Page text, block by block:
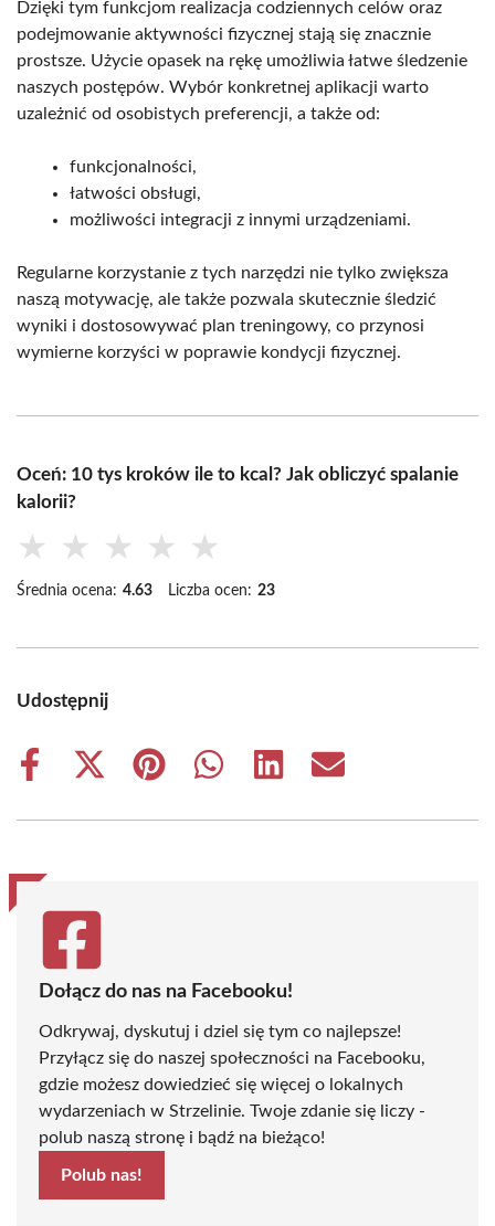
Dzięki tym funkcjom realizacja codziennych celów oraz
podejmowanie aktywności fizycznej stają się znacznie
prostsze. Użycie opasek na rękę umożliwia łatwe śledzenie
naszych postępów. Wybór konkretnej aplikacji warto
uzależnić od osobistych preferencji, a także od:
funkcjonalności,
łatwości obsługi,
możliwości integracji z innymi urządzeniami.
Regularne korzystanie z tych narzędzi nie tylko zwiększa
naszą motywację, ale także pozwala skutecznie śledzić
wyniki i dostosowywać plan treningowy, co przynosi
wymierne korzyści w poprawie kondycji fizycznej.
Oceń: 10 tys kroków ile to kcal? Jak obliczyć spalanie
kalorii?
★ ★ ★ ★ ★
Średnia ocena: 4.63 Liczba ocen: 23
Udostępnij
Share
Share
(Twitter)
Share
Share
Share
Share
Dołącz do nas na Facebooku!
Odkrywaj, dyskutuj i dziel się tym co najlepsze!
Przyłącz się do naszej społeczności na Facebooku,
gdzie możesz dowiedzieć się więcej o lokalnych
wydarzeniach w Strzelinie. Twoje zdanie się liczy -
polub naszą stronę i bądź na bieżąco!
Polub nas!